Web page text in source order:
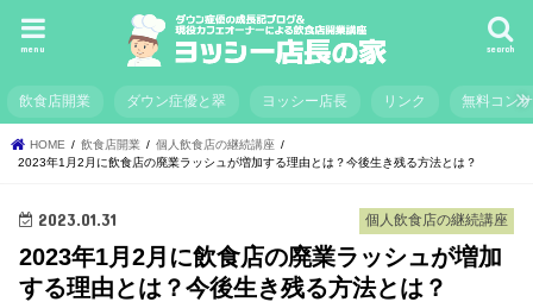
search
menu
飲食店開業 ダウン症優と翠 ヨッシー店長 リンク 無料コン
HOME 飲食店開業
個人飲食店の継続講座
2023年1月2月に飲食店の廃業ラッシュが増加する理由とは？今後生き残る方法とは？
個人飲食店の継続講座
2023.01.31
2023年1月2月に飲食店の廃業ラッシュが増加
する理由とは？今後生き残る方法とは？